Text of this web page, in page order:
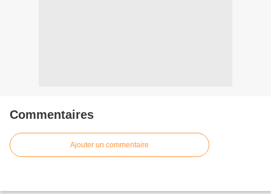
Commentaires
Ajouter un commentaire